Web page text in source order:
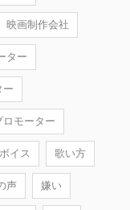
映画制作会社
ター
ー
ロモーター
イス 歌い方
声 嫌い